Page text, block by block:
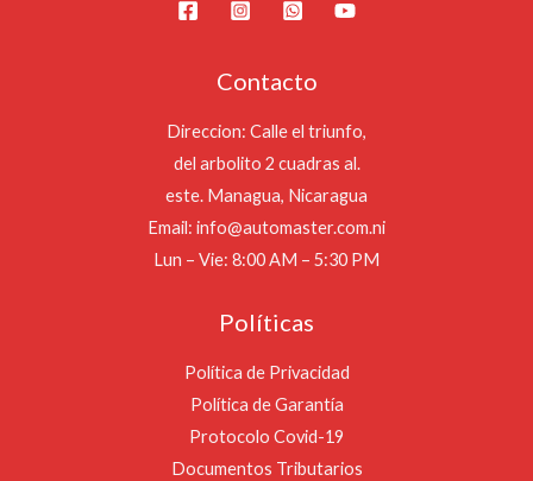
Contacto
Direccion: Calle el triunfo,
del arbolito 2 cuadras al.
este. Managua, Nicaragua
Email: info@automaster.com.ni
Lun – Vie: 8:00 AM – 5:30 PM
Políticas
Política de Privacidad
Política de Garantía
Protocolo Covid-19
Documentos Tributarios